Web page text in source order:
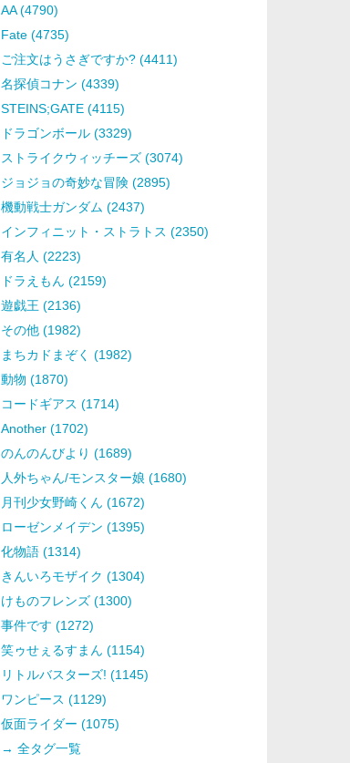
AA (4790)
Fate (4735)
ご注文はうさぎですか? (4411)
名探偵コナン (4339)
STEINS;GATE (4115)
ドラゴンボール (3329)
ストライクウィッチーズ (3074)
ジョジョの奇妙な冒険 (2895)
機動戦士ガンダム (2437)
インフィニット・ストラトス (2350)
有名人 (2223)
ドラえもん (2159)
遊戯王 (2136)
その他 (1982)
まちカドまぞく (1982)
動物 (1870)
コードギアス (1714)
Another (1702)
のんのんびより (1689)
人外ちゃん/モンスター娘 (1680)
月刊少女野崎くん (1672)
ローゼンメイデン (1395)
化物語 (1314)
きんいろモザイク (1304)
けものフレンズ (1300)
事件です (1272)
笑ゥせぇるすまん (1154)
リトルバスターズ! (1145)
ワンピース (1129)
仮面ライダー (1075)
→ 全タグ一覧